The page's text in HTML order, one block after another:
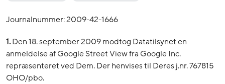
Journalnummer: 2009-42-1666
1.Den 18. september 2009 modtog Datatilsynet en
anmeldelse af Google Street View fra Google Inc.
repræsenteret ved Dem. Der henvises til Deres j.nr. 767815
OHO/pbo.